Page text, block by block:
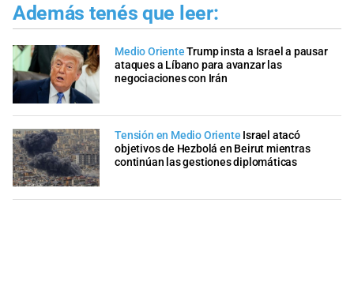
Además tenés que leer:
Medio Oriente Trump insta a Israel a pausar
ataques a Líbano para avanzar las
negociaciones con Irán
Tensión en Medio Oriente Israel atacó
objetivos de Hezbolá en Beirut mientras
continúan las gestiones diplomáticas